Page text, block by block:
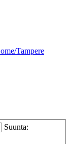
Tampere
Suunta: